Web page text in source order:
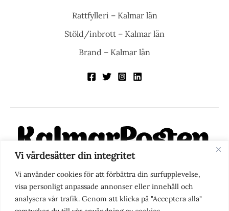
Vi värdesätter din integritet
Vi använder cookies för att förbättra din surfupplevelse,
visa personligt anpassade annonser eller innehåll och
analysera vår trafik. Genom att klicka på "Acceptera alla"
Rattfylleri – Kalmar län
Stöld/inbrott – Kalmar län
Brand – Kalmar län
KalmarPosten är en modern lokalnyhetstidning på nätet. Med
fokus på Kalmarregionen, men också med blick för det större
perspektivet, vill vi vara din självklara kanal för nyheter,
berättelser och engagemang. KalmarPosten grundades 1988 och